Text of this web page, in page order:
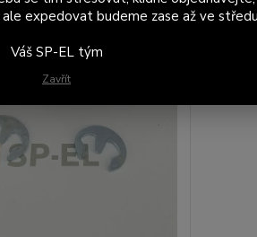
170
expedovat budeme zase až ve
Váš SP-EL tým
Zavřít